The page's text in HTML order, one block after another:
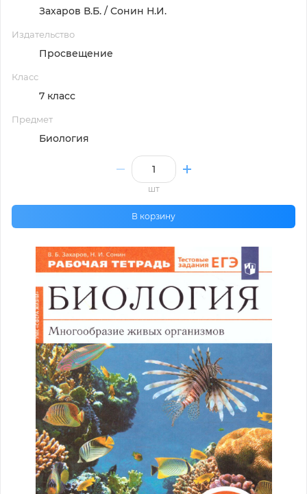
Захаров В.Б. / Сонин Н.И.
Издательство
Просвещение
Класс
7 класс
Предмет
Биология
шт
В корзину